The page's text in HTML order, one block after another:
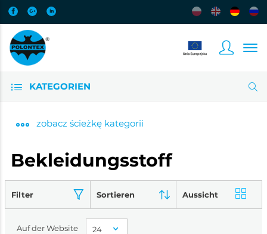
KATEGORIEN
zobacz ścieżkę kategorii
Bekleidungsstoff
Filter Sortieren Aussicht
Auf der Website